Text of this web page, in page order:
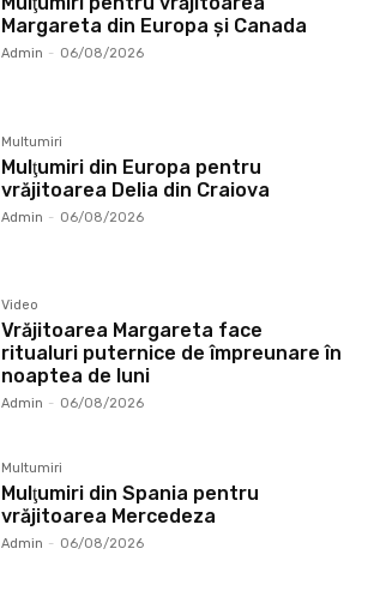
Margareta din Europa și Canada
Admin - 06/08/2026
Multumiri
Mulţumiri din Europa pentru
vrăjitoarea Delia din Craiova
Admin - 06/08/2026
Video
Vrăjitoarea Margareta face
ritualuri puternice de împreunare în
noaptea de luni
Admin - 06/08/2026
Multumiri
Mulţumiri din Spania pentru
vrăjitoarea Mercedeza
Admin - 06/08/2026